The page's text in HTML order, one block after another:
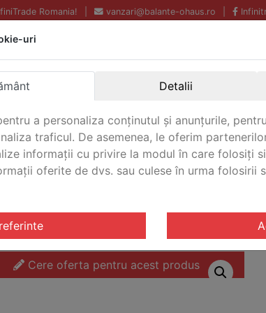
Romania! vanzari@balante-ohaus.ro
Echipamente profesionale
pentru laborator.
Garantie Internationala.
VFS/ Platforma de cantarire otel inoxidabil
Cere oferta pentru acest produs
uri
Detalii
a personaliza conținutul și anunțurile,
traficul. De asemenea, le oferim
informații cu privire la modul în care folosiți
oferite de dvs. sau culese în urma folosirii